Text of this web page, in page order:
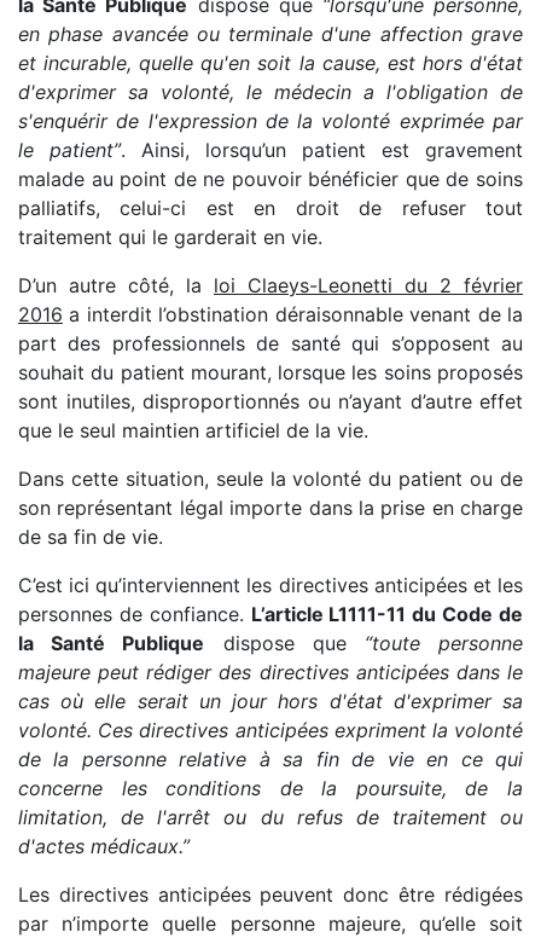
en phase avancée ou terminale d'une affection grave
et incurable, quelle qu'en soit la cause, est hors d'état
d'exprimer sa volonté, le médecin a l'obligation de
s'enquérir de l'expression de la volonté exprimée par
le patient”. Ainsi, lorsqu’un patient est gravement
malade au point de ne pouvoir bénéficier que de soins
palliatifs, celui-ci est en droit de refuser tout
traitement qui le garderait en vie.
D’un autre côté, la loi Claeys-Leonetti du 2 février
2016 a interdit l’obstination déraisonnable venant de la
part des professionnels de santé qui s’opposent au
souhait du patient mourant, lorsque les soins proposés
sont inutiles, disproportionnés ou n’ayant d’autre effet
que le seul maintien artificiel de la vie.
Dans cette situation, seule la volonté du patient ou de
son représentant légal importe dans la prise en charge
de sa fin de vie.
C’est ici qu’interviennent les directives anticipées et les
personnes de confiance. L’article L1111-11 du Code de
la Santé Publique dispose que “toute personne
majeure peut rédiger des directives anticipées dans le
cas où elle serait un jour hors d'état d'exprimer sa
volonté. Ces directives anticipées expriment la volonté
de la personne relative à sa fin de vie en ce qui
concerne les conditions de la poursuite, de la
limitation, de l'arrêt ou du refus de traitement ou
d'actes médicaux.”
Les directives anticipées peuvent donc être rédigées
par n’importe quelle personne majeure, qu’elle soit